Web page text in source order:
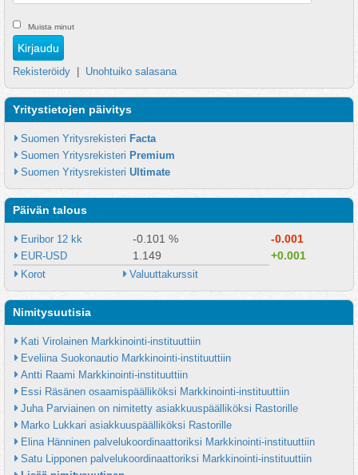
Muista minut
Rekisteröidy Unohtuiko salasana
Yritystietojen päivitys
Suomen Yritysrekisteri Facta
Suomen Yritysrekisteri Premium
Suomen Yritysrekisteri Ultimate
Päivän talous
Euribor 12 kk -0.101 % -0.001
EUR-USD 1.149 +0.001
Korot Valuuttakurssit
Nimitysuutisia
Kati Virolainen Markkinointi-instituuttiin
Eveliina Suokonautio Markkinointi-instituuttiin
Antti Raami Markkinointi-instituuttiin
Essi Räsänen osaamispäälliköksi Markkinointi-instituuttiin
Juha Parviainen on nimitetty asiakkuuspäälliköksi Rastorille
Marko Lukkari asiakkuuspäälliköksi Rastorille
Elina Hänninen palvelukoordinaattoriksi Markkinointi-instituuttiin
Satu Lipponen palvelukoordinaattoriksi Markkinointi-instituuttiin